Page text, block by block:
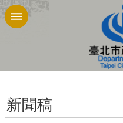
跳到主要內容區塊
新聞稿